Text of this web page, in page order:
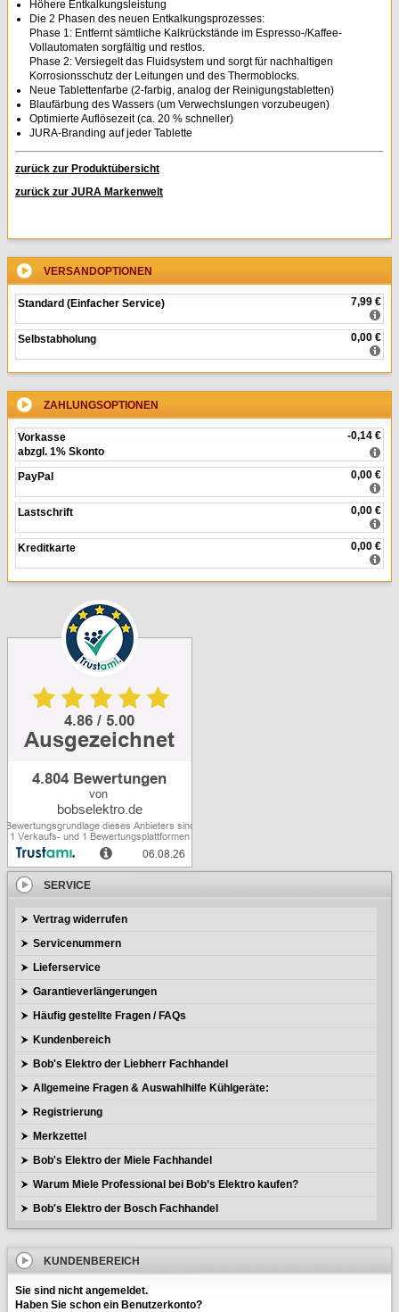
Höhere Entkalkungsleistung
Die 2 Phasen des neuen Entkalkungsprozesses:
Phase 1: Entfernt sämtliche Kalkrückstände im Espresso-/Kaffee-
Vollautomaten sorgfältig und restlos.
Phase 2: Versiegelt das Fluidsystem und sorgt für nachhaltigen
Korrosionsschutz der Leitungen und des Thermoblocks.
Neue Tablettenfarbe (2-farbig, analog der Reinigungstabletten)
Blaufärbung des Wassers (um Verwechslungen vorzubeugen)
Optimierte Auflösezeit (ca. 20 % schneller)
JURA-Branding auf jeder Tablette
zurück zur Produktübersicht
zurück zur JURA Markenwelt
VERSANDOPTIONEN
7,99 €
Standard (Einfacher Service)
0,00 €
Selbstabholung
ZAHLUNGSOPTIONEN
Vorkasse
-0,14 €
abzgl. 1% Skonto
PayPal
0,00 €
Lastschrift 0,00 €
Kreditkarte 0,00 €
SERVICE
Vertrag widerrufen
Servicenummern
Lieferservice
Garantieverlängerungen
Häufig gestellte Fragen / FAQs
Kundenbereich
Bob's Elektro der Liebherr Fachhandel
Allgemeine Fragen & Auswahlhilfe Kühlgeräte:
Registrierung
Merkzettel
Bob's Elektro der Miele Fachhandel
Warum Miele Professional bei Bob’s Elektro kaufen?
Bob's Elektro der Bosch Fachhandel
KUNDENBEREICH
Sie sind nicht angemeldet.
Haben Sie schon ein Benutzerkonto?